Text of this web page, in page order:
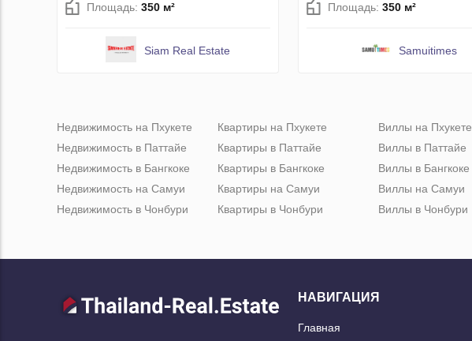
Площадь: 350 м²
Siam Real Estate
Площадь: 350 м²
Samuitimes
Недвижимость на Пхукете
Недвижимость в Паттайе
Недвижимость в Бангкоке
Недвижимость на Самуи
Недвижимость в Чонбури
Квартиры на Пхукете
Квартиры в Паттайе
Квартиры в Бангкоке
Квартиры на Самуи
Квартиры в Чонбури
Виллы на Пхукете
Виллы в Паттайе
Виллы в Бангкоке
Виллы на Самуи
Виллы в Чонбури
НАВИГАЦИЯ
Главная